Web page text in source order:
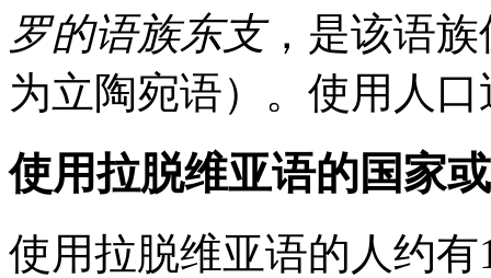
罗的语族东支，是该语
为立陶宛语）。使用人口
使用拉脱维亚语的国家
使用拉脱维亚语的人约